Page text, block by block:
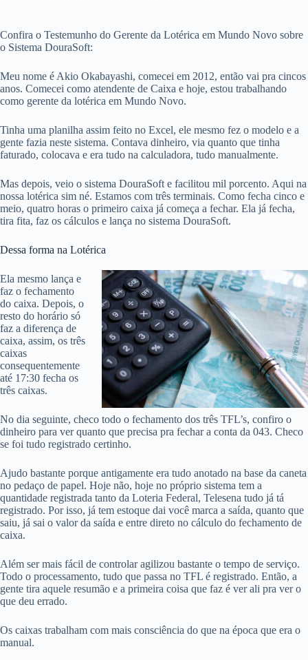
Confira o Testemunho do Gerente da Lotérica em Mundo Novo sobre
o Sistema DouraSoft:
Meu nome é Akio Okabayashi, comecei em 2012, então vai pra cincos
anos. Comecei como atendente de Caixa e hoje, estou trabalhando
como gerente da lotérica em Mundo Novo.
Tinha uma planilha assim feito no Excel, ele mesmo fez o modelo e a
gente fazia neste sistema. Contava dinheiro, via quanto que tinha
faturado, colocava e era tudo na calculadora, tudo manualmente.
Mas depois, veio o sistema DouraSoft e facilitou mil porcento. Aqui na
nossa lotérica sim né. Estamos com três terminais. Como fecha cinco e
meio, quatro horas o primeiro caixa já começa a fechar. Ela já fecha,
tira fita, faz os cálculos e lança no sistema DouraSoft.
Dessa forma na Lotérica
Ela mesmo lança e
faz o fechamento
do caixa. Depois, o
resto do horário só
faz a diferença de
caixa, assim, os três
caixas
consequentemente
até 17:30 fecha os
três caixas.
No dia seguinte, checo todo o fechamento dos três TFL’s, confiro o
dinheiro para ver quanto que precisa pra fechar a conta da 043. Checo
se foi tudo registrado certinho.
Ajudo bastante porque antigamente era tudo anotado na base da caneta
no pedaço de papel. Hoje não, hoje no próprio sistema tem a
quantidade registrada tanto da Loteria Federal, Telesena tudo já tá
registrado. Por isso, já tem estoque dai você marca a saída, quanto que
saiu, já sai o valor da saída e entre direto no cálculo do fechamento de
caixa.
Além ser mais fácil de controlar agilizou bastante o tempo de serviço.
Todo o processamento, tudo que passa no TFL é registrado. Então, a
gente tira aquele resumão e a primeira coisa que faz é ver ali pra ver o
que deu errado.
Os caixas trabalham com mais consciência do que na época que era o
manual.